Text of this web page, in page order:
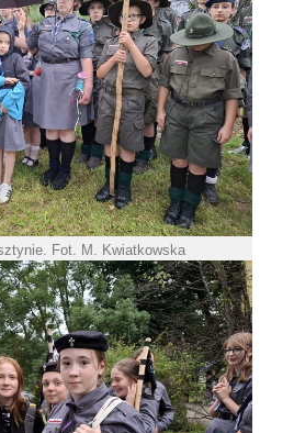
Fot. M. Kwiatkowska